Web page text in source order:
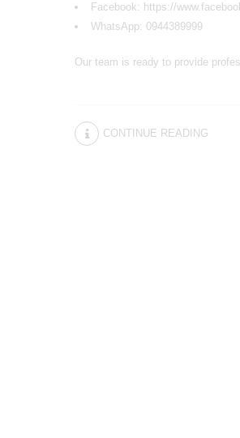
Facebook: https://
WhatsApp: 0944389999
Our team is ready to provide
CONTINUE READING